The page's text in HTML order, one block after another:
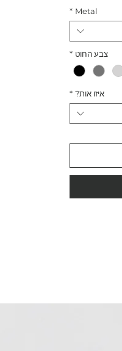
Metal
*
צבע החוט *
איזו אות? *